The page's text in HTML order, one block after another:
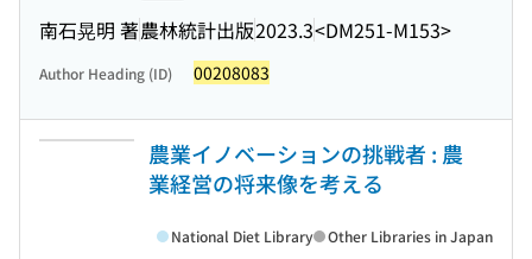
南石晃明 著農林統計出版2023.3<DM251-M153>
Author Heading (ID) 00208083
農業イノベーションの挑戦者 : 農
業経営の将来像を考える
National Diet Library Other Libraries in Japan